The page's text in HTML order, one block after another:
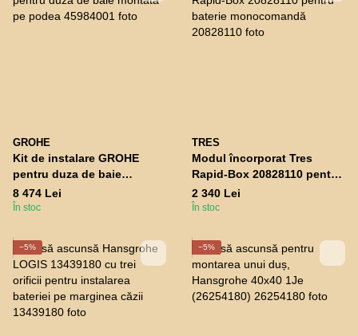
GROHE
Kit de instalare GROHE
pentru duza de baie
montată pe podea
8 474 Lei
În stoc
TRES
Modul încorporat Tres
Rapid-Box 20828110 pentru
baterie monocomandă
2 340 Lei
În stoc
−5% −5%